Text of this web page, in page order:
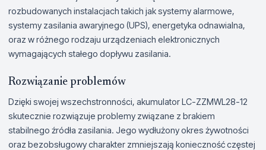
rozbudowanych instalacjach takich jak systemy alarmowe,
systemy zasilania awaryjnego (UPS), energetyka odnawialna,
oraz w różnego rodzaju urządzeniach elektronicznych
wymagających stałego dopływu zasilania.
Rozwiązanie problemów
Dzięki swojej wszechstronności, akumulator LC-ZZMWL28-12
skutecznie rozwiązuje problemy związane z brakiem
stabilnego źródła zasilania. Jego wydłużony okres żywotności
oraz bezobsługowy charakter zmniejszają konieczność częstej